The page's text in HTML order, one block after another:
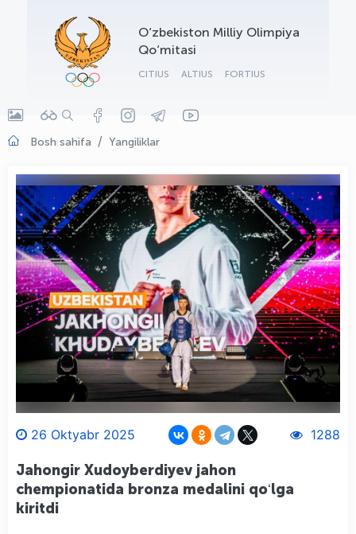
O‘zbekiston Milliy Olimpiya
Qo‘mitasi
CITIUS ALTIUS FORTIUS
Bosh sahifa Yangiliklar
26 Oktyabr 2025 1288
Jahongir Xudoyberdiyev jahon
chempionatida bronza medalini qoʻlga
kiritdi
OLYMPCHIK AI - yordamchi
Onlayn · olympic.uz